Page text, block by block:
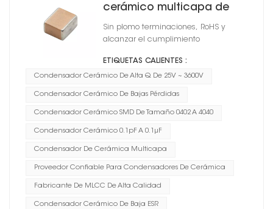
cerámico multicapa de
alta Q 0805
Sin plomo terminaciones, RoHS y
alcanzar el cumplimiento
ETIQUETAS CALIENTES :
Condensador Cerámico De Alta Q De 25V ~ 3600V
Condensador Cerámico De Bajas Pérdidas
Condensador Cerámico SMD De Tamaño 0402 A 4040
Condensador Cerámico 0.1pF A 0.1μF
Condensador De Cerámica Multicapa
Proveedor Confiable Para Condensadores De Cerámica
Fabricante De MLCC De Alta Calidad
Condensador Cerámico De Baja ESR